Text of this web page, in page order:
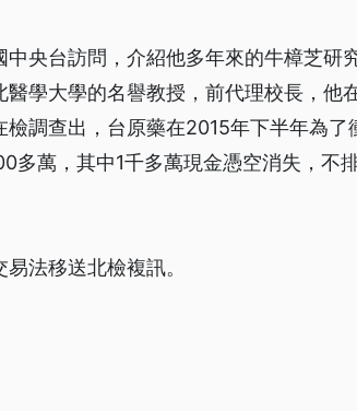
央台訪問，介紹他多年來的牛樟芝研
學大學的名譽教授，前代理校長，他
調查出，台原藥在2015年下半年為了
多萬，其中1千多萬現金憑空消失，不
法移送北檢複訊。